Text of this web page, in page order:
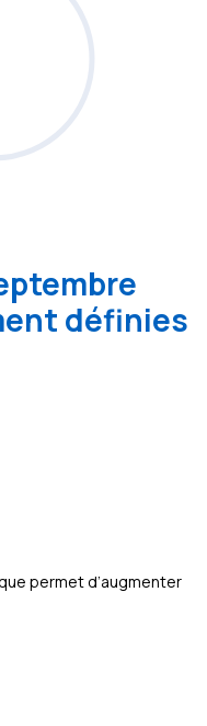
définies
permet d’augmenter